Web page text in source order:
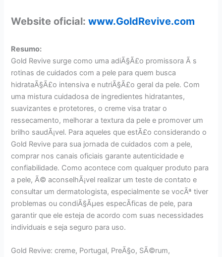
Website oficial:www.GoldRevive.com
Resumo:
Gold Revive surge como uma adiÃ§Ã£o promissora Ã s
rotinas de cuidados com a pele para quem busca
hidrataÃ§Ã£o intensiva e nutriÃ§Ã£o geral da pele. Com
uma mistura cuidadosa de ingredientes hidratantes,
suavizantes e protetores, o creme visa tratar o
ressecamento, melhorar a textura da pele e promover um
brilho saudÃ¡vel. Para aqueles que estÃ£o considerando o
Gold Revive para sua jornada de cuidados com a pele,
comprar nos canais oficiais garante autenticidade e
confiabilidade. Como acontece com qualquer produto para
a pele, Ã© aconselhÃ¡vel realizar um teste de contato e
consultar um dermatologista, especialmente se vocÃª tiver
problemas ou condiÃ§Ãµes especÃ­ficas de pele, para
garantir que ele esteja de acordo com suas necessidades
individuais e seja seguro para uso.
Gold Revive: creme, Portugal, PreÃ§o, SÃ©rum,